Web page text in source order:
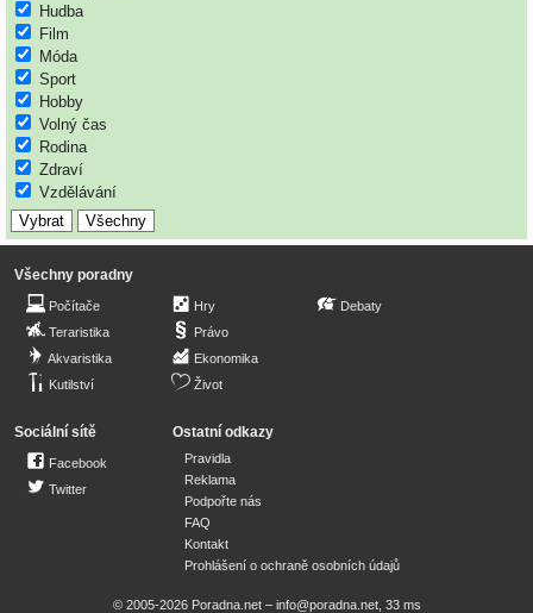
Hudba
Film
Móda
Sport
Hobby
Volný čas
Rodina
Zdraví
Vzdělávání
Všechny poradny
Počítače
Teraristika
Akvaristika
Kutilství
Hry
Právo
Ekonomika
Život
Debaty
Sociální sítě
Facebook
Twitter
Ostatní odkazy
Pravidla
Reklama
Podpořte nás
FAQ
Kontakt
Prohlášení o ochraně osobních údajů
© 2005-2026 Poradna.net – info@poradna.net, 33 ms